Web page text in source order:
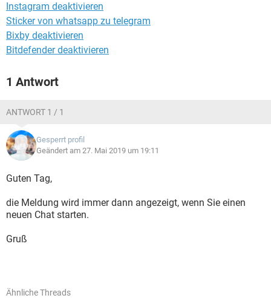
Instagram deaktivieren
Sticker von whatsapp zu telegram
Bixby deaktivieren
Bitdefender deaktivieren
1 Antwort
ANTWORT 1 / 1
Gesperrt profil
Geändert am 27. Mai 2019 um 19:11
Guten Tag,
die Meldung wird immer dann angezeigt, wenn Sie einen
neuen Chat starten.
Gruß
Ähnliche Threads